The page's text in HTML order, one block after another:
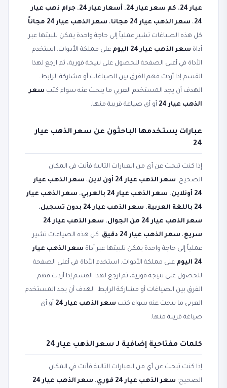
عيار 24
، كم سعر عيار 24 ، أسعار عيار 24 ، جرام ذهب عيار
24، سعر الذهب عيار 24 مجانا ، سعر الذهب عيار 24 مجاناً
.
كل هذه الصياغات تشير عملياً إلى حاجة واحدة يمكن تلبيتها عبر
أداة سعر الذهب عيار 24 اليوم
على مملكة الأدوات. استخدم
الأداة في أعلى الصفحة للحصول على نتيجة فورية، ثم ارجع لهذا
القسم إذا أردت فهم الفرق بين الصياغات أو مشاركة الرابط.
الهدف أن يجد المستخدم العربي ما يبحث عنه سواء كتب سعر
الذهب عيار 24
أو أي صياغة قريبة منها.
عبارات يستخدمها الباحثون عن سعر الذهب عيار
24
إذا كنت تبحث عن أي من العبارات التالية فأنت في المكان
الصحيح: سعر الذهب عيار 24 أون لاين ، سعر الذهب عيار
24 أونلاين
، سعر الذهب عيار 24 بالعربي ، سعر الذهب عيار
24 باللغة العربية
، سعر الذهب عيار 24 بدون تسجيل
،
سعر الذهب عيار 24 من الجوال
،
سعر الذهب عيار 24
سريع، سعر الذهب عيار 24 دقيق
. كل هذه الصياغات تشير
عملياً إلى حاجة واحدة يمكن تلبيتها عبر أداة سعر الذهب عيار
24 اليوم
على مملكة الأدوات. استخدم الأداة في أعلى الصفحة
للحصول على نتيجة فورية، ثم ارجع لهذا القسم إذا أردت فهم
الفرق بين الصياغات أو مشاركة الرابط. الهدف أن يجد المستخدم
العربي ما يبحث عنه سواء كتب سعر الذهب عيار 24
أو أي
صياغة قريبة منها.
كلمات مفتاحية إضافية لـ سعر الذهب عيار 24
إذا كنت تبحث عن أي من العبارات التالية فأنت في المكان
الصحيح: سعر الذهب عيار 24 فوري ،
سعر الذهب عيار 24